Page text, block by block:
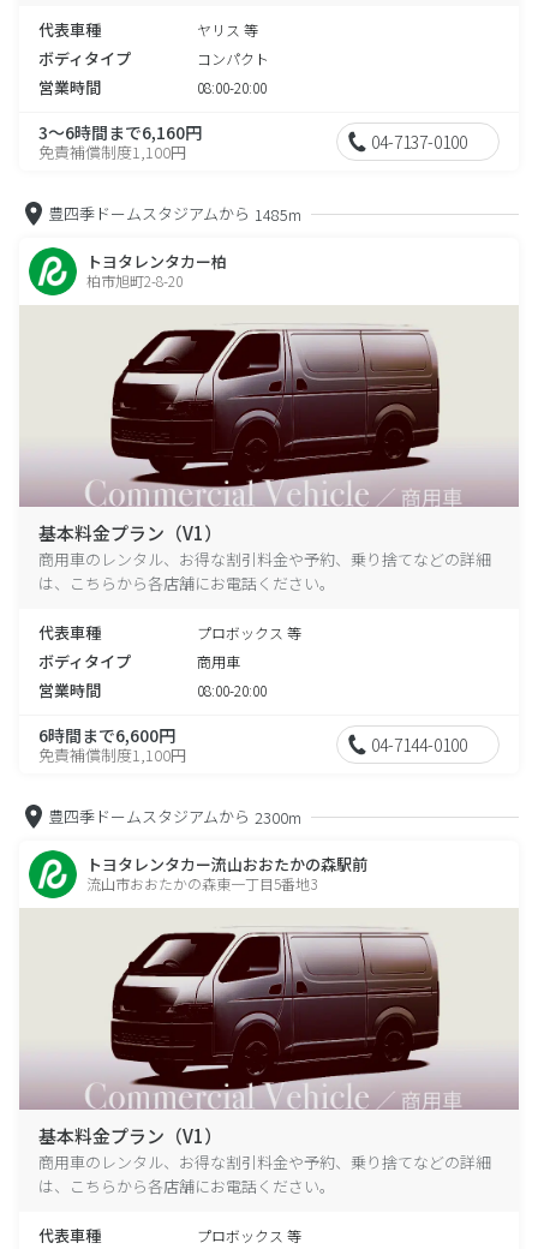
代表車種 ヤリス 等
ボディタイプ コンパクト
営業時間 08:00-20:00
3～6時間まで6,160円
免責補償制度1,100円 04-7137-0100
豊四季ドームスタジアムから 1485m
トヨタレンタカー柏
柏市旭町2-8-20
基本料金プラン（V1）
商用車のレンタル、お得な割引料金や予約、乗り捨てなどの詳細
は、こちらから各店舗にお電話ください。
代表車種 プロボックス 等
ボディタイプ 商用車
営業時間 08:00-20:00
6時間まで6,600円
免責補償制度1,100円 04-7144-0100
豊四季ドームスタジアムから 2300m
トヨタレンタカー流山おおたかの森駅前
流山市おおたかの森東一丁目5番地3
基本料金プラン（V1）
商用車のレンタル、お得な割引料金や予約、乗り捨てなどの詳細
は、こちらから各店舗にお電話ください。
代表車種 プロボックス 等